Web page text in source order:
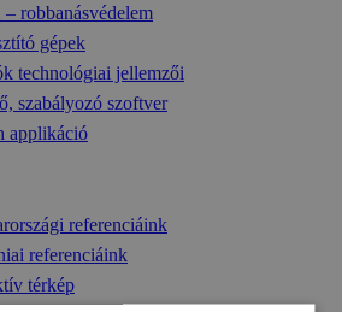
robbanásvédelem
gépek
technológiai jellemzői
szabályozó szoftver
applikáció
referenciáink
referenciáink
térkép